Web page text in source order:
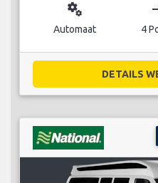
miscellaneous_services
Automaat 4
DETAILS